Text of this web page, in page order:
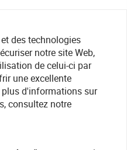
des technologies
notre site Web,
de celui-ci par
une excellente
d'informations sur
consultez notre